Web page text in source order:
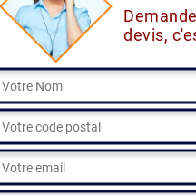
devis,